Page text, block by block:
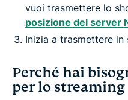
vuoi trasmettere lo
posizione del server
Inizia a trasmettere
Perché hai
per lo streaming